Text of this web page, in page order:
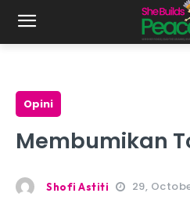
Opini
Membumikan
Shofi Astiti 29,